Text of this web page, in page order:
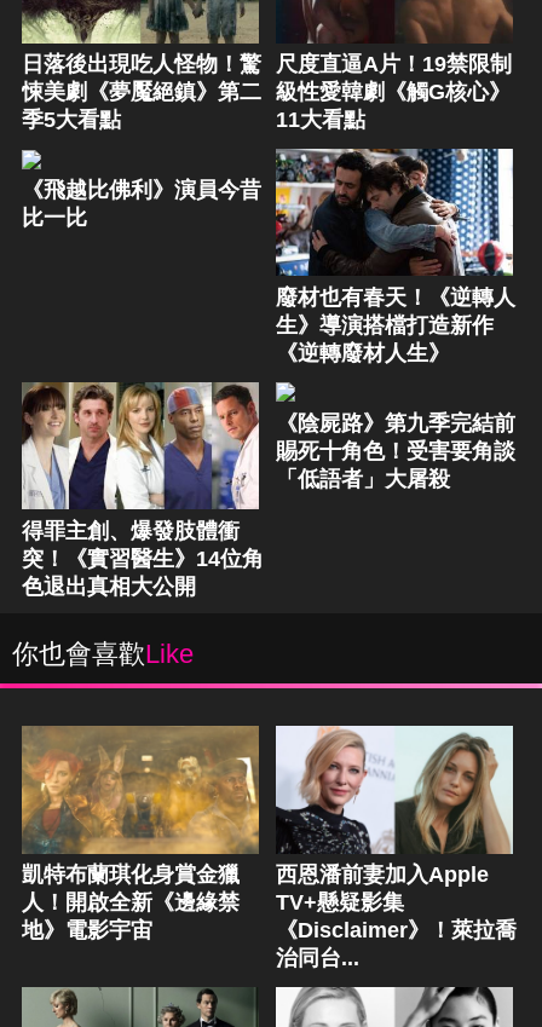
日落後出現吃人怪物！驚
悚美劇《夢魘絕鎮》第二
季5大看點
尺度直逼A片！19禁限制
級性愛韓劇《觸G核心》
11大看點
《飛越比佛利》演員今昔
比一比
廢材也有春天！《逆轉人
生》導演搭檔打造新作
《逆轉廢材人生》
得罪主創、爆發肢體衝
突！《實習醫生》14位角
色退出真相大公開
《陰屍路》第九季完結前
賜死十角色！受害要角談
「低語者」大屠殺
你也會喜歡Like
凱特布蘭琪化身賞金獵
人！開啟全新《邊緣禁
地》電影宇宙
西恩潘前妻加入Apple
TV+懸疑影集
《Disclaimer》！萊拉喬
治同台...